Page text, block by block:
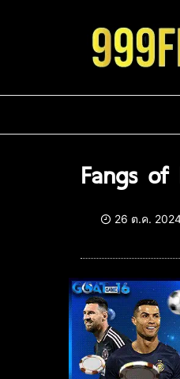
Fangs of
26 ต.ค.